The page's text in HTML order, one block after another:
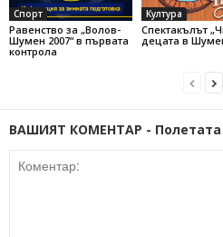
Спорт
Равенство за „Волов-
Шумен 2007“ в първата
контрола
Култура
Спектакълът
децата в
ВАШИЯТ КОМЕНТАР -